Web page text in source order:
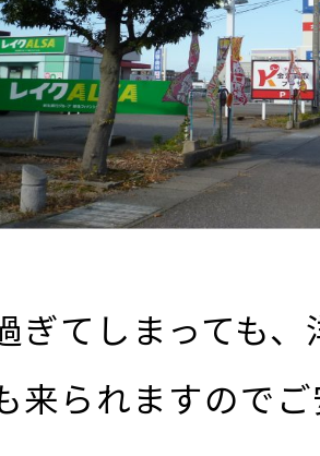
ぎてしまっても
来られますので